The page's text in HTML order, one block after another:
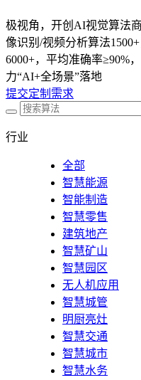
极视角，开创AI视觉算法
像识别/视频分析算法
6000+，平均准确率≥90%
力“AI+全场景”落地
提交定制需求
行业
全部
智慧能源
智能制造
智慧零售
建筑地产
智慧矿山
智慧园区
无人机应用
智慧城管
明厨亮灶
智慧交通
智慧城市
智慧水务